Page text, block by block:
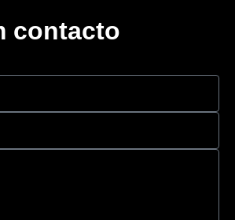
contacto